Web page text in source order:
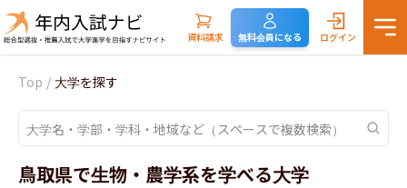
資料請求 無料会員になる ログイン
Top / 大学を探す
鳥取県で生物・農学系を学べる大学